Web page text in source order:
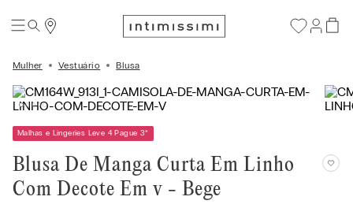
Mulher Vestuário Blusa
Malhas e Lingeries Leve 4 Pague 3*
Blusa De Manga Curta Em Linho
Com Decote Em v - Bege